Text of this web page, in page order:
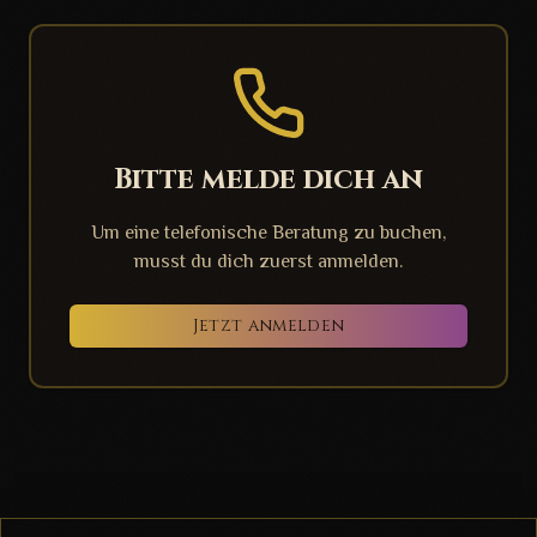
Bitte melde dich an
Um eine telefonische Beratung zu buchen,
musst du dich zuerst anmelden.
Jetzt anmelden